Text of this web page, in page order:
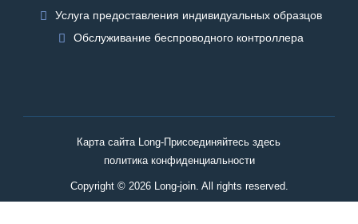
Услуга предоставления индивидуальных образцов
Обслуживание беспроводного контроллера
Карта сайта Long-Присоединяйтесь здесь
политика конфиденциальности
Copyright © 2026 Long-join. All rights reserved.